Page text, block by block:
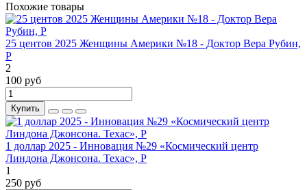
Похожие товары
25 центов 2025 Женщины Америки №18 - Доктор Вера Рубин,
P
2
100 руб
Купить
1 доллар 2025 - Инновация №29 «Космический центр
Линдона Джонсона. Техас», P
1
250 руб